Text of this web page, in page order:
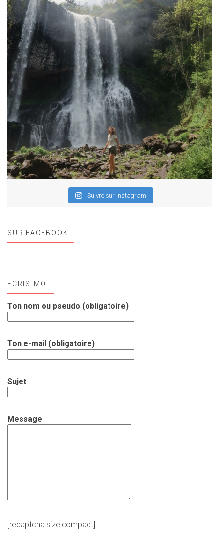
Suivre sur Instagram
SUR FACEBOOK…
ECRIS-MOI !
Ton nom ou pseudo (obligatoire)
Ton e-mail (obligatoire)
Sujet
Message
[recaptcha size:compact]